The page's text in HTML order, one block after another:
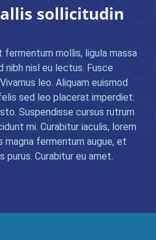
sollicitudin
fermentum mollis, ligula massa
nibh nisl eu lectus. Fusce
leo. Aliquam euismod
sed leo placerat imperdiet.
Suspendisse cursus rutrum
mi. Curabitur iaculis, lorem
magna fermentum augue, et
purus. Curabitur eu amet.